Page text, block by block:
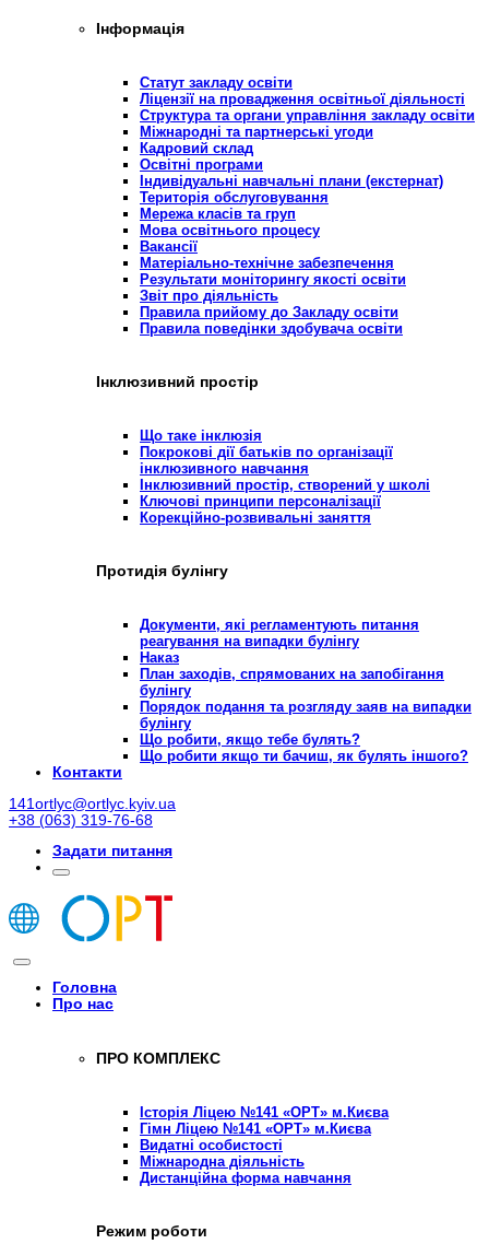
Інформація
Статут закладу освіти
Ліцензії на провадження освітньої діяльності
Структура та органи управління закладу освіти
Міжнародні та партнерські угоди
Кадровий склад
Освітні програми
Індивідуальні навчальні плани (екстернат)
Територія обслуговування
Мережа класів та груп
Мова освітнього процесу
Вакансії
Матеріально-технічне забезпечення
Результати моніторингу якості освіти
Звіт про діяльність
Правила прийому до Закладу освіти
Правила поведінки здобувача освіти
Інклюзивний простір
Що таке інклюзія
Покрокові дії батьків по організації
інклюзивного навчання
Інклюзивний простір, створений у школі
Ключові принципи персоналізації
Корекційно-розвивальні заняття
Протидія булінгу
Документи, які регламентують питання
реагування на випадки булінгу
Наказ
План заходів, спрямованих на запобігання
булінгу
Порядок подання та розгляду заяв на випадки
булінгу
Що робити, якщо тебе булять?
Що робити якщо ти бачиш, як булять іншого?
Контакти
141ortlyc@ortlyc.kyiv.ua
+38 (063) 319-76-68
Задати питання
Головна
Про нас
ПРО КОМПЛЕКС
Історія Ліцею №141 «ОРТ» м.Києва
Гімн Ліцею №141 «ОРТ» м.Києва
Видатні особистості
Міжнародна діяльність
Дистанційна форма навчання
Режим роботи